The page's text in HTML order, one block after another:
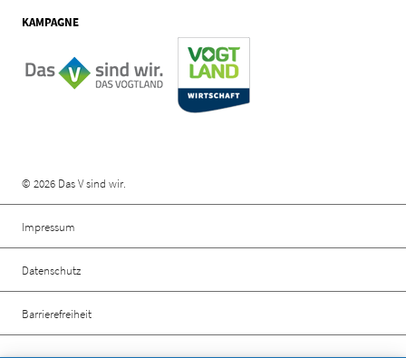
KAMPAGNE
Rechtliche Informationen
© 2026 Das V sind wir.
Impressum
Datenschutz
Barrierefreiheit